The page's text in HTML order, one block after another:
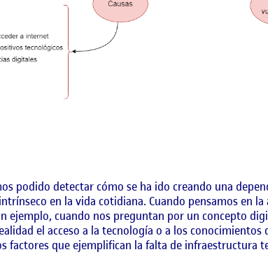
podido detectar cómo se ha ido creando una
en la vida cotidiana. Cuando pensamos en
ejemplo, cuando nos preguntan por un concepto
el acceso a la tecnología o a los
factores que ejemplifican la falta de infraestructura